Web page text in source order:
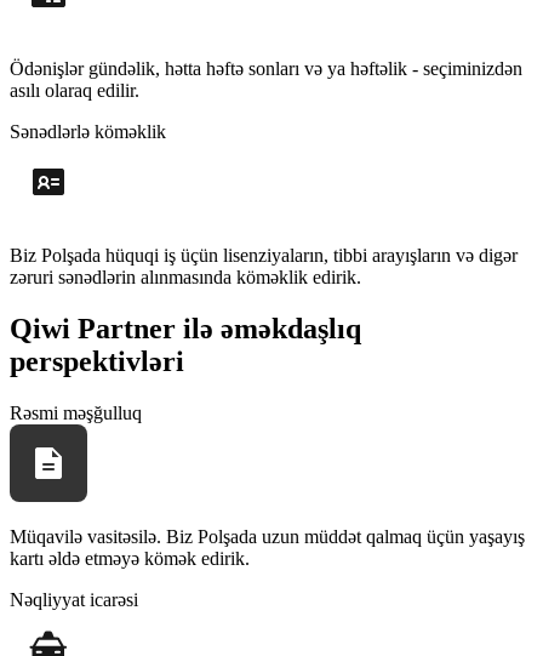
Ödənişlər gündəlik, hətta həftə sonları və ya həftəlik - seçiminizdən
asılı olaraq edilir.
Sənədlərlə köməklik
Biz Polşada hüquqi iş üçün lisenziyaların, tibbi arayışların və digər
zəruri sənədlərin alınmasında köməklik edirik.
Qiwi Partner ilə əməkdaşlıq
perspektivləri
Rəsmi məşğulluq
Müqavilə vasitəsilə. Biz Polşada uzun müddət qalmaq üçün yaşayış
kartı əldə etməyə kömək edirik.
Nəqliyyat icarəsi